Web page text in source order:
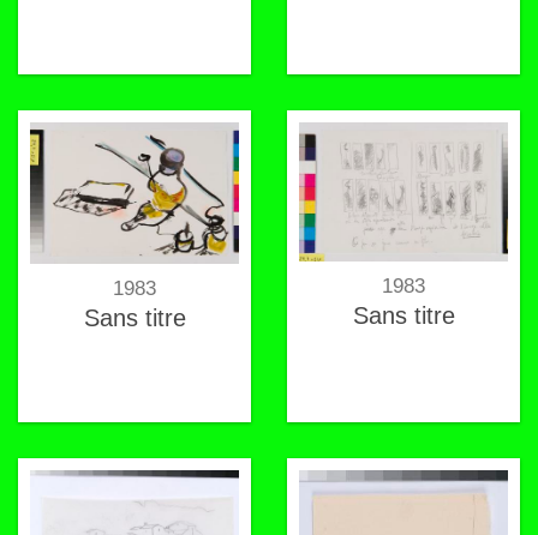
1983
Sans titre
1983
Sans titre